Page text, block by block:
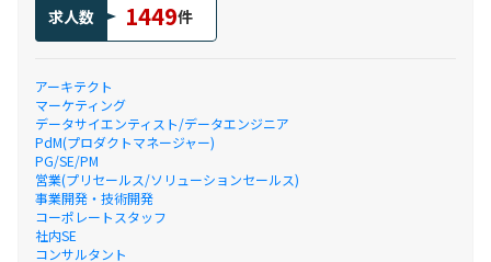
求人数 1449件
アーキテクト
マーケティング
データサイエンティスト/データエンジニア
PdM(プロダクトマネージャー)
PG/SE/PM
営業(プリセールス/ソリューションセールス)
事業開発・技術開発
コーポレートスタッフ
社内SE
コンサルタント